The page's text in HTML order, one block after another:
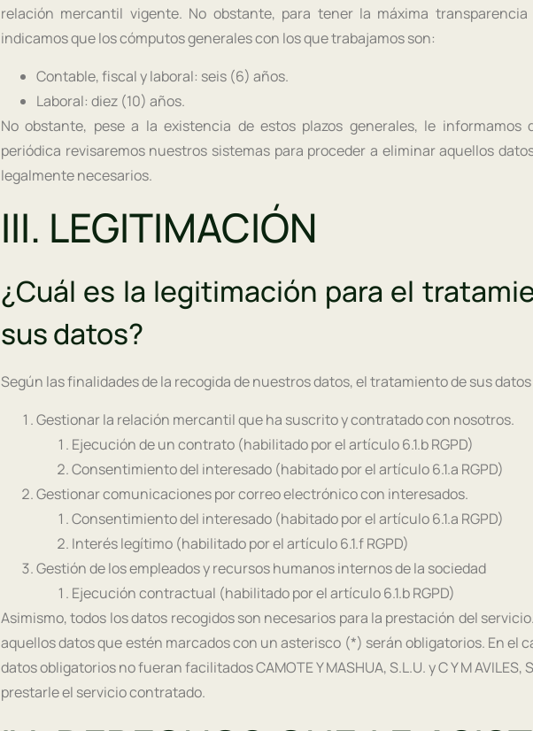
relación mercantil vigente. No obstante, para tener la máxima
indicamos que los cómputos generales con los que trabajamos son:
Contable, fiscal y laboral: seis (6) años.
Laboral: diez (10) años.
No obstante, pese a la existencia de estos plazos generales, le informamos
periódica revisaremos nuestros sistemas para proceder a eliminar aquellos
legalmente necesarios.
III. LEGITIMACIÓN
¿Cuál es la legitimación para el
sus datos?
Según las finalidades de la recogida de nuestros datos, el tratamiento de sus
Gestionar la relación mercantil que ha suscrito y contratado con nosotros.
Ejecución de un contrato (habilitado por el artículo 6.1.b RGPD)
Consentimiento del interesado (habitado por el artículo 6.1.a RGPD)
Gestionar comunicaciones por correo electrónico con interesados.
Consentimiento del interesado (habitado por el artículo 6.1.a RGPD)
Interés legítimo (habilitado por el artículo 6.1.f RGPD)
Gestión de los empleados y recursos humanos internos de la sociedad
Ejecución contractual (habilitado por el artículo 6.1.b RGPD)
Asimismo, todos los datos recogidos son necesarios para la prestación del
aquellos datos que estén marcados con un asterisco (*) serán obligatorios. En el
datos obligatorios no fueran facilitados CAMOTE Y MASHUA, S.L.U. y C Y M AVILES,
prestarle el servicio contratado.